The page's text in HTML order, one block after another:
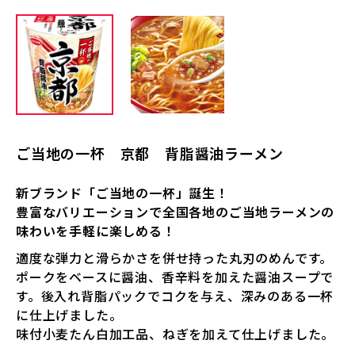
ご当地の一杯 京都 背脂醤油ラーメン
新ブランド「ご当地の一杯」誕生！
豊富なバリエーションで全国各地のご当地ラーメンの
味わいを手軽に楽しめる！
適度な弾力と滑らかさを併せ持った丸刃のめんです。
ポークをベースに醤油、香辛料を加えた醤油スープで
す。後入れ背脂パックでコクを与え、深みのある一杯
に仕上げました。
味付小麦たん白加工品、ねぎを加えて仕上げました。